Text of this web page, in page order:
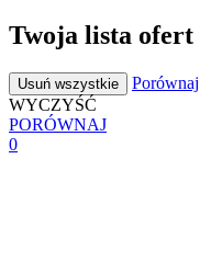
Twoja lista ofert
Usuń wszystkie
Porównaj
WYCZYŚĆ
PORÓWNAJ
0